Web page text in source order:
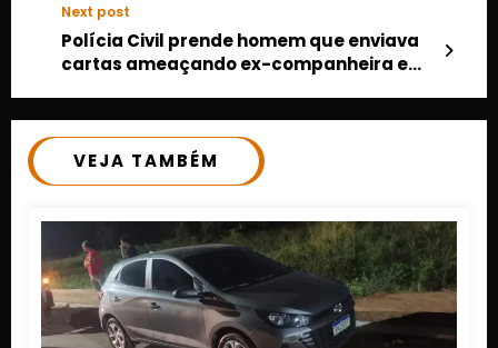
Next post
Polícia Civil prende homem que enviava
cartas ameaçando ex-companheira em
VEJA TAMBÉM